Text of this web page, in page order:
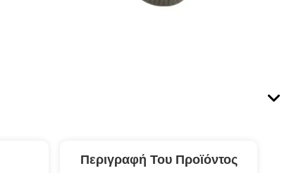
Περιγραφή Του Προϊόντος